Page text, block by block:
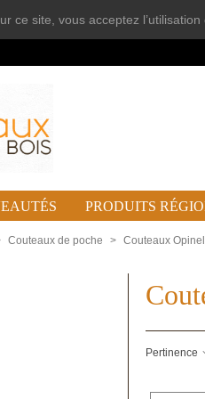
ce site, vous acceptez l’utilisation
PRODUITS
Couteaux de poche > Couteaux Opinel
Pertinence